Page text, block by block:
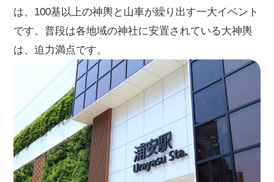
は、100基以上の神輿と山車が繰り出す一大イベント
です。普段は各地域の神社に安置されている大神輿
は、迫力満点です。